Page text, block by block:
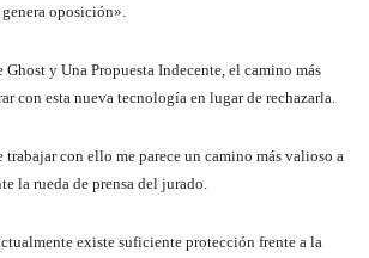
oposición».
Ghost y Una Propuesta Indecente, el camino más
con esta nueva tecnología en lugar de rechazarla.
trabajar con ello me parece un camino más valioso a
la rueda de prensa del jurado.
existe suficiente protección frente a la